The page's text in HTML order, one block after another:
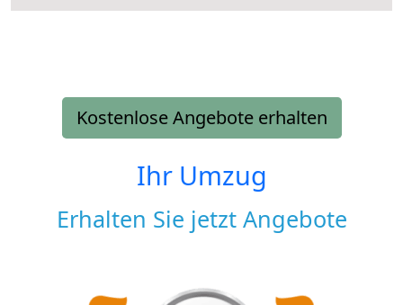
Kostenlose Angebote erhalten
Ihr Umzug
Erhalten Sie jetzt Angebote